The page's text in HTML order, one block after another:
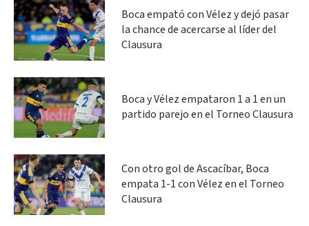
Boca empató con Vélez y dejó pasar
la chance de acercarse al líder del
Clausura
Boca y Vélez empataron 1 a 1 en un
partido parejo en el Torneo Clausura
Con otro gol de Ascacíbar, Boca
empata 1-1 con Vélez en el Torneo
Clausura